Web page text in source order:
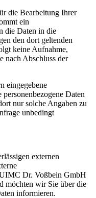
die Bearbeitung Ihrer
ein
die Daten in die
den dort geltenden
keine Aufnahme,
nach Abschluss der
eingegebene
Daten
nur solche Angaben zu
unbedingt
externen
Dr. Voßbein GmbH
möchten wir Sie über die
informieren.